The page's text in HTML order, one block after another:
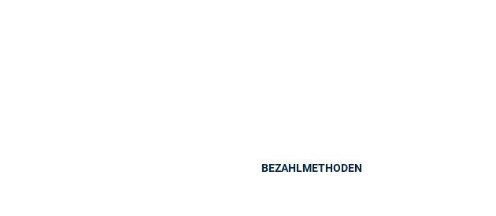
BEZAHLMETHODEN